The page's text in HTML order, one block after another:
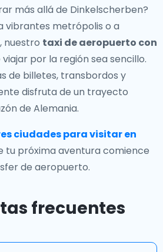
más allá de Dinkelscherben?
vibrantes metrópolis o a
nuestro taxi de aeropuerto con
por la región sea sencillo.
de billetes, transbordos y
disfruta de un trayecto
de Alemania.
ciudades para visitar en
tu próxima aventura comience
de aeropuerto.
frecuentes